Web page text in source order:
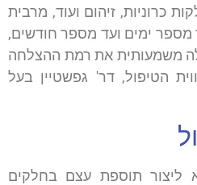
כרוניות, זיהום ועוד, מרבית
מספר ימים ועד מספר חודשים,
משמעותית את רמת ההצלחה
הטיפול, דר' גפשטיין בעל
ליצור תוספת עצם בחלקים